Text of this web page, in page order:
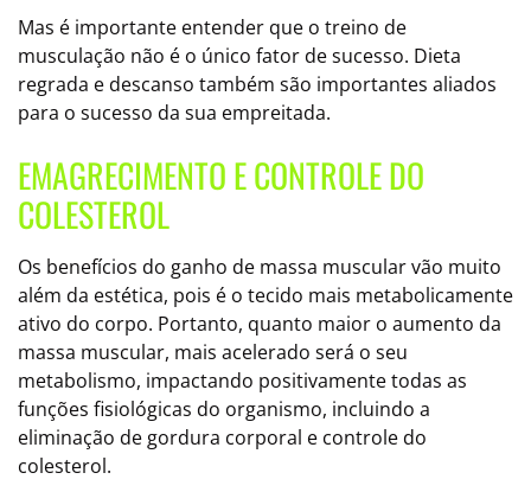
Mas é importante entender que o treino de
musculação não é o único fator de sucesso. Dieta
regrada e descanso também são importantes aliados
para o sucesso da sua empreitada.
EMAGRECIMENTO E CONTROLE DO
COLESTEROL
Os benefícios do ganho de massa muscular vão muito
além da estética, pois é o tecido mais metabolicamente
ativo do corpo. Portanto, quanto maior o aumento da
massa muscular, mais acelerado será o seu
metabolismo, impactando positivamente todas as
funções fisiológicas do organismo, incluindo a
eliminação de gordura corporal e controle do
colesterol.